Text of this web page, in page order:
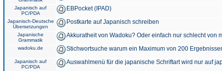
Japanisch auf
PC/PDA
EBPocket (IPAD)
Japanisch-Deutsche
Übersetzungen
Postkarte auf Japanisch schreiben
Japanische
Grammatik
Akkuratheit von Wadoku? Oder einfach nur schlecht von
wadoku.de Stichwortsuche warum ein Maximum von 200
Japanisch auf
PC/PDA
Auswahlmenü für die japanische Schriftart wird nur auf